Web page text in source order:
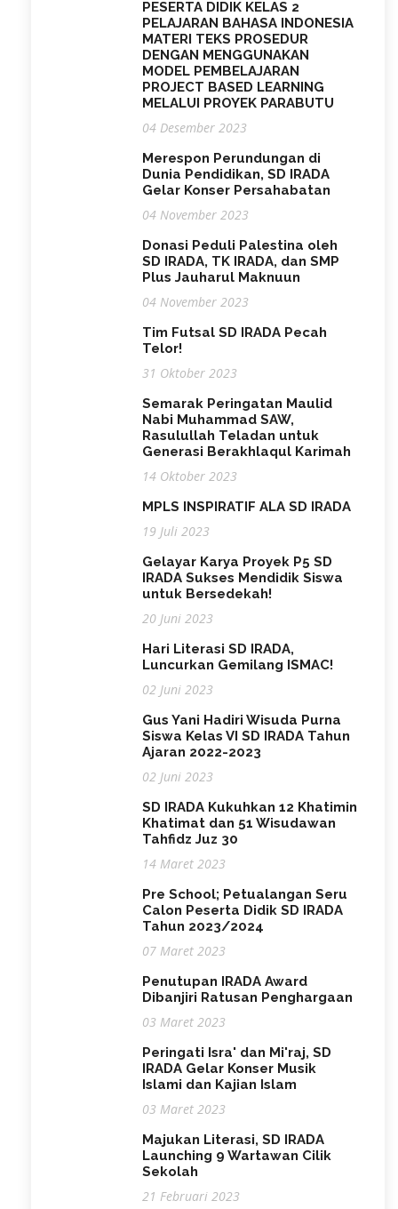
PESERTA DIDIK KELAS 2
PELAJARAN BAHASA INDONESIA
MATERI TEKS PROSEDUR
DENGAN MENGGUNAKAN
MODEL PEMBELAJARAN
PROJECT BASED LEARNING
MELALUI PROYEK PARABUTU
04 Desember 2023
Merespon Perundungan di
Dunia Pendidikan, SD IRADA
Gelar Konser Persahabatan
04 November 2023
Donasi Peduli Palestina oleh
SD IRADA, TK IRADA, dan SMP
Plus Jauharul Maknuun
04 November 2023
Tim Futsal SD IRADA Pecah
Telor!
31 Oktober 2023
Semarak Peringatan Maulid
Nabi Muhammad SAW,
Rasulullah Teladan untuk
Generasi Berakhlaqul Karimah
14 Oktober 2023
MPLS INSPIRATIF ALA SD IRADA
19 Juli 2023
Gelayar Karya Proyek P5 SD
IRADA Sukses Mendidik Siswa
untuk Bersedekah!
20 Juni 2023
Hari Literasi SD IRADA,
Luncurkan Gemilang ISMAC!
02 Juni 2023
Gus Yani Hadiri Wisuda Purna
Siswa Kelas VI SD IRADA Tahun
Ajaran 2022-2023
02 Juni 2023
SD IRADA Kukuhkan 12 Khatimin
Khatimat dan 51 Wisudawan
Tahfidz Juz 30
14 Maret 2023
Pre School; Petualangan Seru
Calon Peserta Didik SD IRADA
Tahun 2023/2024
07 Maret 2023
Penutupan IRADA Award
Dibanjiri Ratusan Penghargaan
03 Maret 2023
Peringati Isra' dan Mi'raj, SD
IRADA Gelar Konser Musik
Islami dan Kajian Islam
03 Maret 2023
Majukan Literasi, SD IRADA
Launching 9 Wartawan Cilik
Sekolah
21 Februari 2023